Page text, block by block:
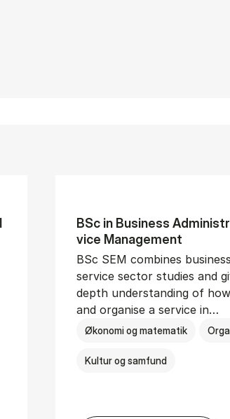
BSc in Busi­ness
vice Man­age­ment
BSc SEM combines
service sector studies and
depth understanding of
and organise a service in…
Økonomi og matematik
Kultur og samfund